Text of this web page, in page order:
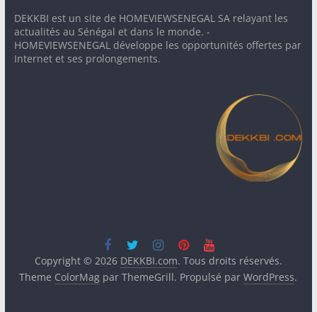
DEKKBI est un site de HOMEVIEWSENEGAL SA relayant les
actualités au Sénégal et dans le monde. -
HOMEVIEWSENEGAL développe les opportunités offertes par
Internet et ses prolongements.
Copyright © 2026 DEKKBI.com. Tous droits réservés.
Theme ColorMag par ThemeGrill. Propulsé parWordPress.